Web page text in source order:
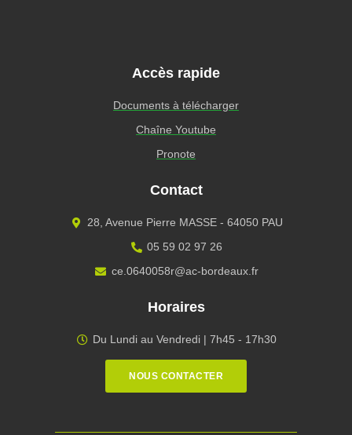
Accès rapide
Documents à télécharger
Chaîne Youtube
Pronote
Contact
28, Avenue Pierre MASSE - 64050 PAU
05 59 02 97 26
ce.0640058r@ac-bordeaux.fr
Horaires
Du Lundi au Vendredi | 7h45 - 17h30
NOUS CONTACTER